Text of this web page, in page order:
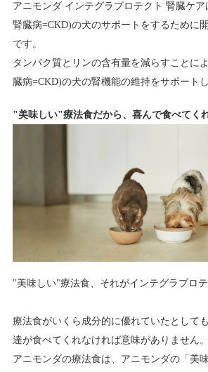
アニモンダ インテグラプロテクト 腎臓ケ
腎臓病=CKD)の犬のサポートをするために
です。
タンパク質とリンの含有量を減らすことに
臓病=CKD)の犬の腎機能の維持をサポートし
"美味しい"療法食だから、喜んで食べてく
"美味しい"療法食、それがインテグラプロテ
療法食がいくら成分的に優れていたとして
達が食べてくれなければ意味がありません。
アニモンダの療法食は、アニモンダの「美